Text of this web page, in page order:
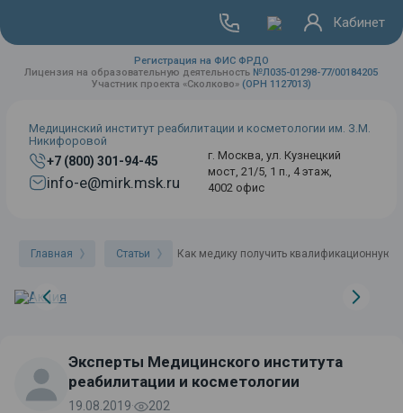
Регистрация на ФИС ФРДО
Лицензия на образовательную деятельность №Л035-01298-77/00184205
Участник проекта «Сколково» (ОРН 1127013)
Медицинский институт реабилитации и косметологии им. З.М.
Никифоровой
+7 (800) 301-94-45
info-e@mirk.msk.ru
г. Москва, ул. Кузнецкий
мост, 21/5, 1 п., 4 этаж,
4002 офис
Кабинет
Главная Статьи Как медику получить квалификационную
Эксперты Медицинского института
реабилитации и косметологии
19.08.2019· 202